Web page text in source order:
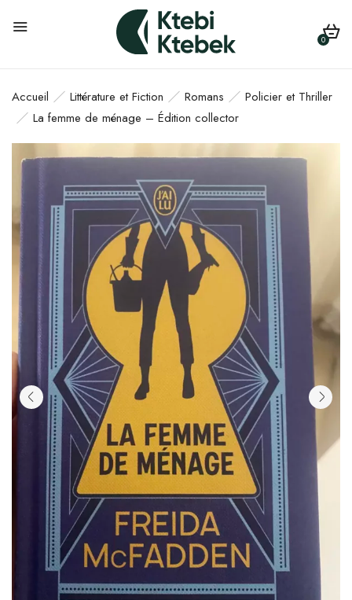
0
Accueil Littérature et Fiction Romans
Policier et Thriller
La femme de ménage – Édition collector